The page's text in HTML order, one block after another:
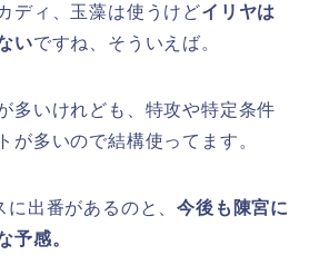
ディ、玉藻は使うけどイリヤは
いですね、そういえば。
多いけれども、特攻や特定条件
が多いので結構使ってます。
に出番があるのと、今後も陳宮に
予感。